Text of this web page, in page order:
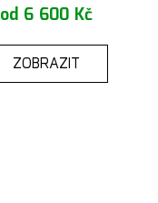
od 6 600 Kč
ZOBRAZIT